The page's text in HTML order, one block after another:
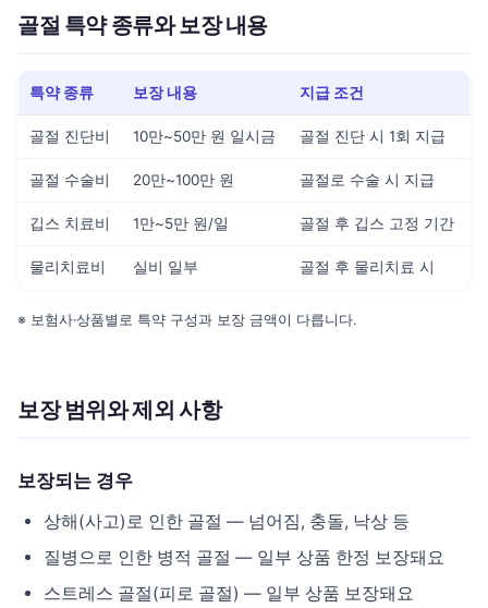
골절 특약 종류와 보장 내용
특약 종류 보장 내용 지급 조건
골절 진단비 10만~50만 원 일시금 골절 진단 시 1회 지급
골절 수술비 20만~100만 원 골절로 수술 시 지급
깁스 치료비 1만~5만 원/일 골절 후 깁스 고정 기간
물리치료비 실비 일부 골절 후 물리치료 시
※ 보험사·상품별로 특약 구성과 보장 금액이 다릅니다.
보장 범위와 제외 사항
보장되는 경우
상해(사고)로 인한 골절 — 넘어짐, 충돌, 낙상 등
질병으로 인한 병적 골절 — 일부 상품 한정 보장돼요
스트레스 골절(피로 골절) — 일부 상품 보장돼요